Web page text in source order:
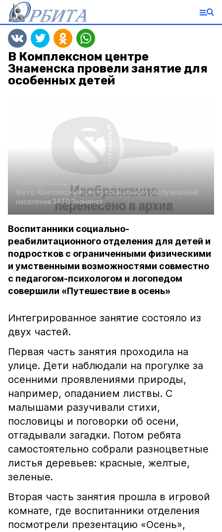
В Комплексном центре
Знаменска провели занятие для
особенных детей
Фото: Комплексный центр социального обслуживания
населения ЗАТО Знаменск
Воспитанники социально-
реабилитационного отделения для детей и
подростков с ограниченными физическими
и умственными возможностями совместно
с педагогом-психологом и логопедом
совершили «Путешествие в осень»
Интегрированное занятие состояло из
двух частей.
Первая часть занятия проходила на
улице. Дети наблюдали на прогулке за
осенними проявлениями природы,
например, опаданием листвы. С
малышами разучивали стихи,
пословицы и поговорки об осени,
отгадывали загадки. Потом ребята
самостоятельно собрали разноцветные
листья деревьев: красные, желтые,
зеленые.
Вторая часть занятия прошла в игровой
комнате, где воспитанники отделения
посмотрели презентацию «Осень»,